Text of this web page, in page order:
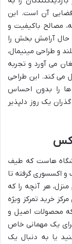
آن است. این
مصالح باکیفیت و
حال آرامش بخش را
و طراحی مینیمال،
می آورد و تجربه
می کند. این طراحی
ها را بدون احساس
یک روز دلپذیر
هاست که طیف
و اکسسوری گرفته تا
منزل، هر آنچه را که
خرید تمرکز ویژه
که محصولات اصیل و
یک مهمانی خاص
یا به دنبال یک